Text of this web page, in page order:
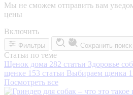
Мы не сможем отправить вам
цены
Включить
Фильтры Сохранить поиск
Статьи по теме
Щенок дома 282 статьи Здоровье
щенке 153 статьи Выбираем щенка
Посмотреть все